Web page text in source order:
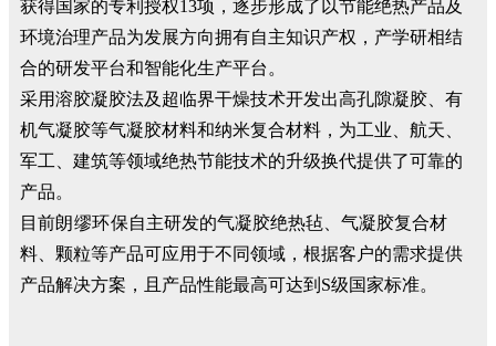
获得国家的专利授权13项，逐步形成了以节能绝热产品及
环境治理产品为发展方向拥有自主知识产权，产学研相结
合的研发平台和智能化生产平台。
采用溶胶凝胶法及超临界干燥技术开发出高孔隙凝胶、有
机气凝胶等气凝胶材料和纳米复合材料，为工业、航天、
军工、建筑等领域绝热节能技术的升级换代提供了可靠的
产品。
目前朗缪环保自主研发的气凝胶绝热毡、气凝胶复合材
料、颗粒等产品可应用于不同领域，根据客户的需求提供
产品解决方案，且产品性能最高可达到S级国家标准。